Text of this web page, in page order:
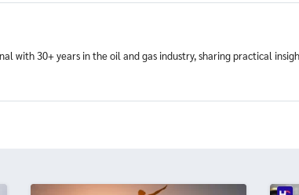
with 30+ years in the oil and gas industry, sharing practical